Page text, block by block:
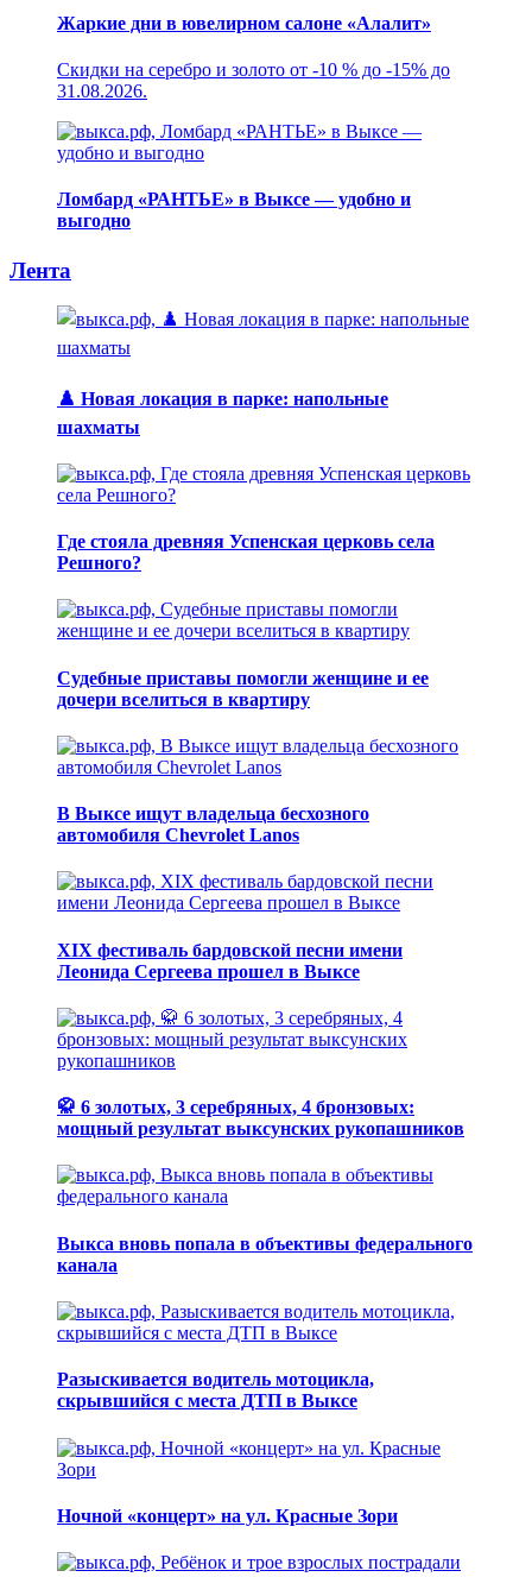
Жаркие дни в ювелирном салоне «Алалит»
Скидки на серебро и золото от -10 % до -15% до
31.08.2026.
Ломбард «РАНТЬЕ» в Выксе — удобно и
выгодно
Лента
♟️ Новая локация в парке: напольные
шахматы
Где стояла древняя Успенская церковь села
Решного?
Судебные приставы помогли женщине и ее
дочери вселиться в квартиру
В Выксе ищут владельца бесхозного
автомобиля Chevrolet Lanos
XIX фестиваль бардовской песни имени
Леонида Сергеева прошел в Выксе
🥋 6 золотых, 3 серебряных, 4 бронзовых:
мощный результат выксунских рукопашников
Выкса вновь попала в объективы федерального
канала
Разыскивается водитель мотоцикла,
скрывшийся с места ДТП в Выксе
Ночной «концерт» на ул. Красные Зори